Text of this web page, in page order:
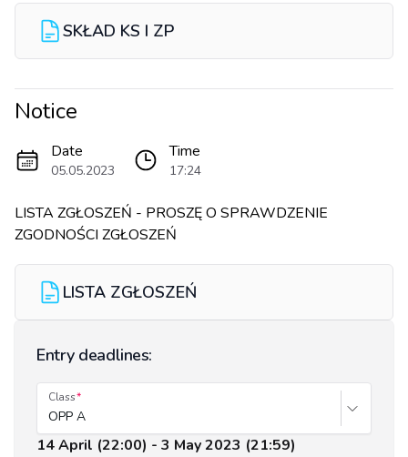
SKŁAD KS I ZP
Notice
Date
05.05.2023
Time
17:24
LISTA ZGŁOSZEŃ - PROSZĘ O SPRAWDZENIE
ZGODNOŚCI ZGŁOSZEŃ
LISTA ZGŁOSZEŃ
Entry deadlines:
Class
OPP A
14 April (22:00) - 3 May 2023 (21:59)